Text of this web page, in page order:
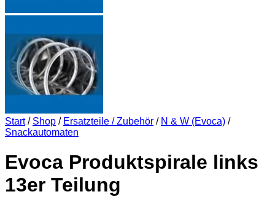
Start / Shop / Ersatzteile / Zubehör / N & W (Evoca) /
Snackautomaten
Evoca Produktspirale links
13er Teilung